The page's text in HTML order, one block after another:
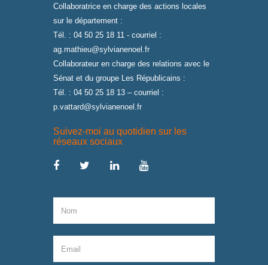
Collaboratrice en charge des actions locales
sur le département :
Tél. : 04 50 25 18 11 - courriel :
ag.mathieu@sylvianenoel.fr
Collaborateur en charge des relations avec le
Sénat et du groupe Les Républicains :
Tél. : 04 50 25 18 13 – courriel :
p.vattard@sylvianenoel.fr
Suivez-moi au quotidien sur les
réseaux sociaux